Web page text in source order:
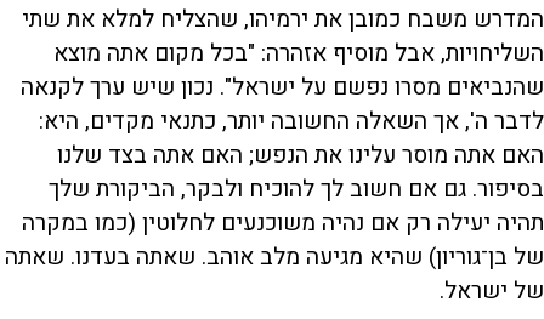
המדרש משבח כמובן את ירמיהו, שהצליח למלא את שתי
השליחויות, אבל מוסיף אזהרה: "בכל מקום אתה מוצא
שהנביאים מסרו נפשם על ישראל". נכון שיש ערך לקנאה
לדבר ה', אך השאלה החשובה יותר, כתנאי מקדים, היא:
האם אתה מוסר עלינו את הנפש; האם אתה בצד שלנו
בסיפור. גם אם חשוב לך להוכיח ולבקר, הביקורת שלך
תהיה יעילה רק אם נהיה משוכנעים לחלוטין (כמו במקרה
של בן־גוריון) שהיא מגיעה מלב אוהב. שאתה בעדנו. שאתה
של ישראל.